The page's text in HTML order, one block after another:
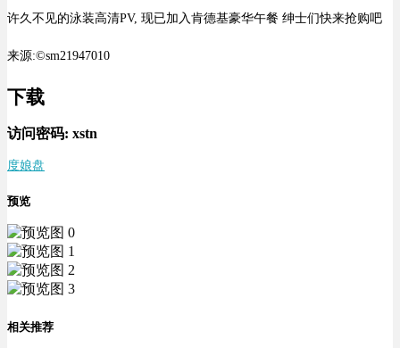
许久不见的泳装高清PV, 现已加入肯德基豪华午餐 绅士们快来抢购吧
来源:©sm21947010
下载
访问密码: xstn
度娘盘
预览
相关推荐